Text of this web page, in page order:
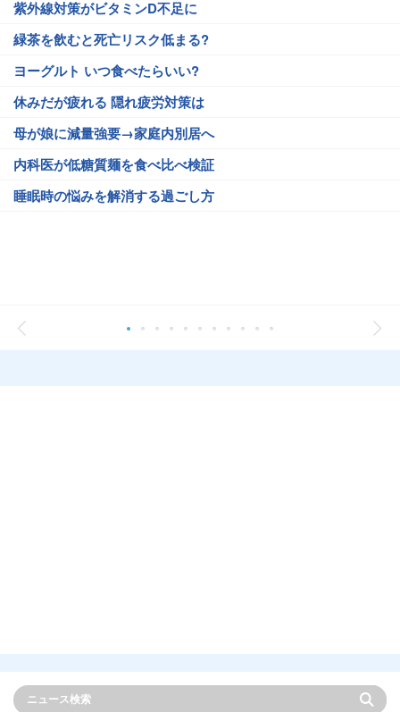
紫外線対策がビタミンD不足に
緑茶を飲むと死亡リスク低まる?
ヨーグルト いつ食べたらいい?
休みだが疲れる 隠れ疲労対策は
母が娘に減量強要→家庭内別居へ
内科医が低糖質麺を食べ比べ検証
睡眠時の悩みを解消する過ごし方